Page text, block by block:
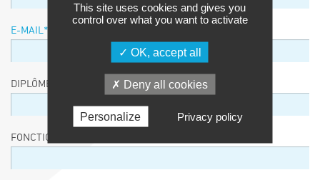
E-MAIL *
DIPLÔME / EQUIVALENCE / NIVEAU
FONCTION
This site uses cookies and gives you
control over what you want to activate
OK, accept all
Deny all cookies
Personalize Privacy policy